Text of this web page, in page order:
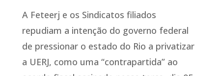
A Feteerj e os Sindicatos filiados
repudiam a intenção do governo federal
de pressionar o estado do Rio a privatizar
a UERJ, como uma “contrapartida” ao